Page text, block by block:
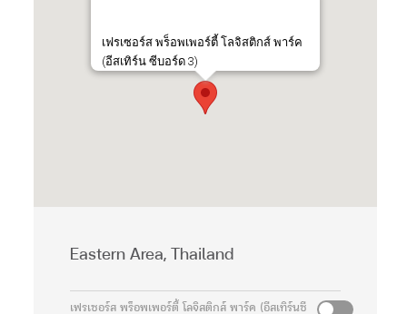
Eastern Area, Thailand
เฟรเซอร์ส พร็อพเพอร์ตี้ โลจิสติกส์ พาร์ค (อีสเทิร์นซี
เฟรเซอร์ส พร็อพเพอร์ตี้ โลจิสติกส์ พาร์ค
(อีสเทิร์น ซีบอร์ด 3)